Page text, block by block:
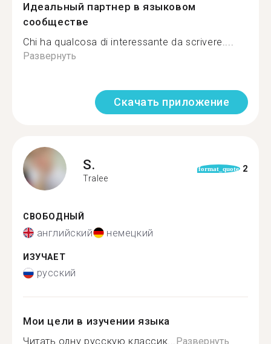
Идеальный партнер в языковом
сообществе
Chi ha qualcosa di interessante da scrivere....
Развернуть
Скачать приложение
S.
Tralee
format_quote 2
СВОБОДНЫЙ
английский немецкий
ИЗУЧАЕТ
русский
Мои цели в изучении языка
Читать одну русскую классик...Развернуть